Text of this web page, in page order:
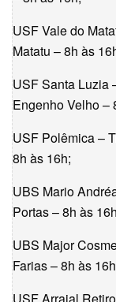
USF Vale do
Matatu – 8h às
USF Santa Luzia
Engenho Velho –
USF Polêmica –
8h às 16h;
UBS Mario
Portas – 8h às
UBS Major
Farias – 8h às